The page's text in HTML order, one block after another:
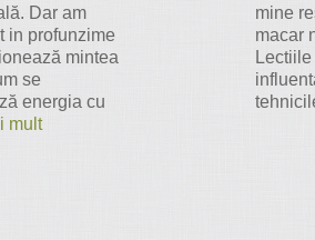
Dar am
in profunzime
mintea
se
energia cu
mult
mine
macar